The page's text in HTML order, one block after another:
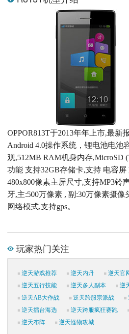
OPPOR813T于2013年年上市,最新
Android 4.0操作系统，锂电池电池
观,512MB RAM机身内存,MicroSD
功能 支持32GB存储卡,支持 电容
480x800像素主屏尺寸,支持MP3铃
牙,主:500万像素 , 副:30万像素摄
网络模式,支持gps。
玩家热门关注
逆天游戏推荐 逆天内丹 逆天官
逆天五行技能
逆天多人副本
逆
逆天AB大作战
逆天跨服宗派战
逆天擂台海选
逆天跨服疯狂赛跑
逆天布阵
逆天怪物攻城